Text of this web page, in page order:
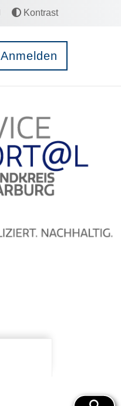
Kontrast
Anmelden